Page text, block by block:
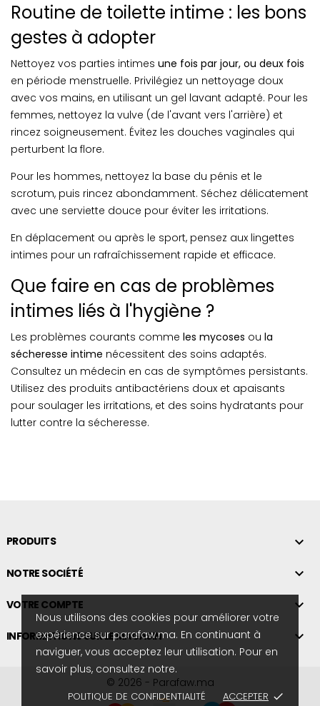
Nous utilisons des cookies pour améliorer votre
expérience sur parafaw.ma. En continuant à
naviguer, vous acceptez leur utilisation. Pour en
savoir plus, consultez notre.
POLITIQUE DE CONFIDENTIALITÉ ACCEPTER done
Routine de toilette intime : les bons
gestes à adopter
Nettoyez vos parties intimes une fois par jour, ou deux fois
en période menstruelle. Privilégiez un nettoyage doux
avec vos mains, en utilisant un gel lavant adapté. Pour les
femmes, nettoyez la vulve (de l'avant vers l'arrière) et
rincez soigneusement. Évitez les douches vaginales qui
perturbent la flore.
Pour les hommes, nettoyez la base du pénis et le
scrotum, puis rincez abondamment. Séchez délicatement
avec une serviette douce pour éviter les irritations.
En déplacement ou après le sport, pensez aux lingettes
intimes pour un rafraîchissement rapide et efficace.
Que faire en cas de problèmes
intimes liés à l'hygiène ?
Les problèmes courants comme les mycoses ou la
sécheresse intime nécessitent des soins adaptés.
Consultez un médecin en cas de symptômes persistants.
Utilisez des produits antibactériens doux et apaisants
pour soulager les irritations, et des soins hydratants pour
lutter contre la sécheresse.
PRODUITS 
NOTRE SOCIÉTÉ 
VOTRE COMPTE 
INFORMATIONS SUR LE MAGASIN 
© 2026 - Parafaw.ma